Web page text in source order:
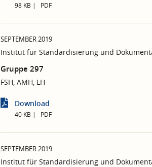
98 KB PDF
SEPTEMBER 2019
Institut für Standardisierung und
Gruppe 297
FSH, AMH, LH
Download
40 KB PDF
SEPTEMBER 2019
Institut für Standardisierung und